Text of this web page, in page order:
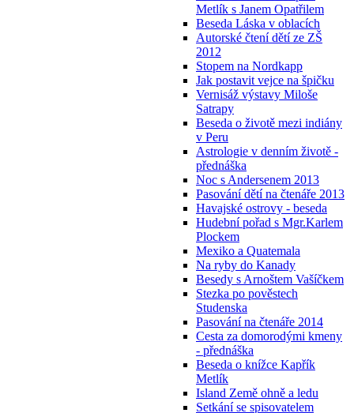
Metlík s Janem Opatřilem
Beseda Láska v oblacích
Autorské čtení dětí ze ZŠ
2012
Stopem na Nordkapp
Jak postavit vejce na špičku
Vernisáž výstavy Miloše
Satrapy
Beseda o životě mezi indiány
v Peru
Astrologie v denním životě -
přednáška
Noc s Andersenem 2013
Pasování dětí na čtenáře 2013
Havajské ostrovy - beseda
Hudební pořad s Mgr.Karlem
Plockem
Mexiko a Quatemala
Na ryby do Kanady
Besedy s Arnoštem Vašíčkem
Stezka po pověstech
Studenska
Pasování na čtenáře 2014
Cesta za domorodými kmeny
- přednáška
Beseda o knížce Kapřík
Metlík
Island Země ohně a ledu
Setkání se spisovatelem